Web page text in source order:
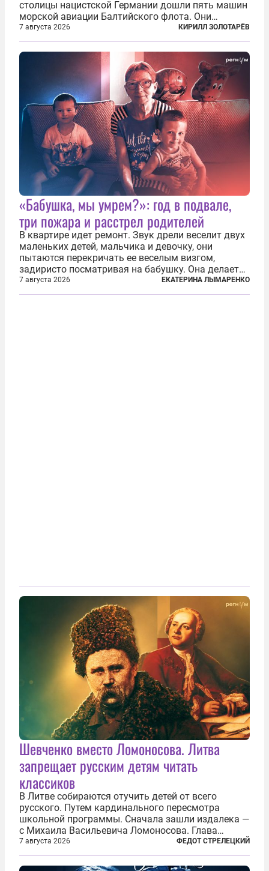
столицы нацистской Германии дошли пять машин
морской авиации Балтийского флота. Они
сбросили бомбы на город, который в тот момент
жил в полной уверенности, что война идет где-то
далеко на востоке, Красная...
7 августа 2026 КИРИЛЛ ЗОЛОТАРЁВ
«Бабушка, мы умрем?»: год в подвале,
три пожара и расстрел родителей
В квартире идет ремонт. Звук дрели веселит двух
маленьких детей, мальчика и девочку, они
пытаются перекричать ее веселым визгом,
задиристо посматривая на бабушку. Она делает
им замечание, но внуки чувствуют, что она
сердится невсерьез. И это правда: дрель, конечно,
7 августа 2026 ЕКАТЕРИНА ЛЫМАРЕНКО
Шевченко вместо Ломоносова. Литва
запрещает русским детям читать
классиков
В Литве собираются отучить детей от всего
русского. Путем кардинального пересмотра
школьной программы. Сначала зашли издалека —
с Михаила Васильевича Ломоносова. Глава
правительства Литвы Миндаугас Синкявичюс
предложил исключить его тексты из программ
общего образования. Мотивировал он это тем,
7 августа 2026 ФЕДОТ СТРЕЛЕЦКИЙ